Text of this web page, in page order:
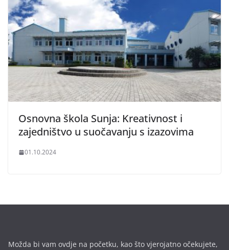
Osnovna škola Sunja: Kreativnost i
zajedništvo u suočavanju s izazovima
01.10.2024
Možda bi vam ovdje na početku, kao što vjerojatno očekujete,